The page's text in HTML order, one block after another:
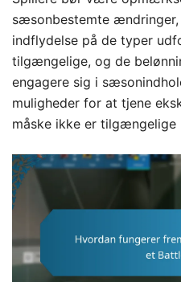
sæsonbestemte
indflydelse på de typer
tilgængelige, og de
engagere sig i
muligheder for at tjene
måske ikke er tilgængelige